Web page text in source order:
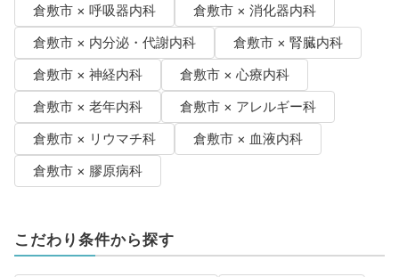
倉敷市 × 呼吸器内科
倉敷市 × 消化器内科
倉敷市 × 内分泌・代謝内科
倉敷市 × 腎臓内科
倉敷市 × 神経内科
倉敷市 × 心療内科
倉敷市 × 老年内科
倉敷市 × アレルギー科
倉敷市 × リウマチ科
倉敷市 × 血液内科
倉敷市 × 膠原病科
こだわり条件から探す